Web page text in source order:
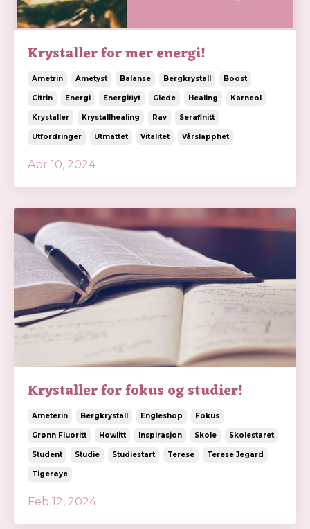
Krystaller for mer energi!
Ametrin Ametyst Balanse Bergkrystall Boost
Citrin Energi Energiflyt Glede Healing Karneol
Krystaller Krystallhealing Rav Serafinitt
Utfordringer Utmattet Vitalitet Vårslapphet
Apr 10, 2024
Krystaller for fokus og studier!
Ameterin Bergkrystall Engleshop Fokus
Grønn Fluoritt Howlitt Inspirasjon Skole Skolestaret
Student Studie Studiestart Terese Terese Jegard
Tigerøye
Feb 12, 2024